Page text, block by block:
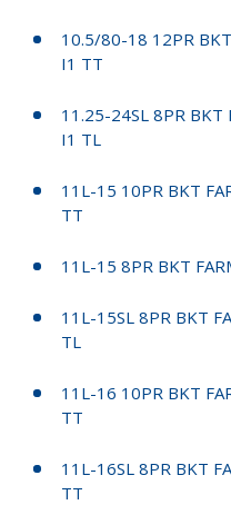
10.5/80-18 12PR
I1 TT
11.25-24SL 8PR BKT
I1 TL
11L-15 10PR BKT
TT
11L-15 8PR BKT
11L-15SL 8PR BKT
TL
11L-16 10PR BKT
TT
11L-16SL 8PR BKT
TT